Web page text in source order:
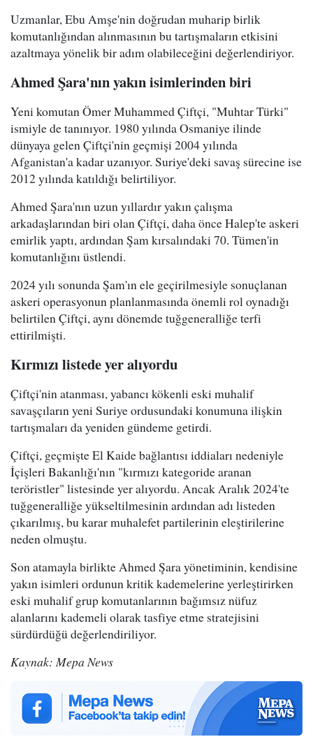
Uzmanlar, Ebu Amşe'nin doğrudan muharip birlik
komutanlığından alınmasının bu tartışmaların etkisini
azaltmaya yönelik bir adım olabileceğini değerlendiriyor.
Ahmed Şara'nın yakın isimlerinden biri
Yeni komutan Ömer Muhammed Çiftçi, "Muhtar Türki"
ismiyle de tanınıyor. 1980 yılında Osmaniye ilinde
dünyaya gelen Çiftçi'nin geçmişi 2004 yılında
Afganistan'a kadar uzanıyor. Suriye'deki savaş sürecine ise
2012 yılında katıldığı belirtiliyor.
Ahmed Şara'nın uzun yıllardır yakın çalışma
arkadaşlarından biri olan Çiftçi, daha önce Halep'te askeri
emirlik yaptı, ardından Şam kırsalındaki 70. Tümen'in
komutanlığını üstlendi.
2024 yılı sonunda Şam'ın ele geçirilmesiyle sonuçlanan
askeri operasyonun planlanmasında önemli rol oynadığı
belirtilen Çiftçi, aynı dönemde tuğgeneralliğe terfi
ettirilmişti.
Kırmızı listede yer alıyordu
Çiftçi'nin atanması, yabancı kökenli eski muhalif
savaşçıların yeni Suriye ordusundaki konumuna ilişkin
tartışmaları da yeniden gündeme getirdi.
Çiftçi, geçmişte El Kaide bağlantısı iddiaları nedeniyle
İçişleri Bakanlığı'nın "kırmızı kategoride aranan
teröristler" listesinde yer alıyordu. Ancak Aralık 2024'te
tuğgeneralliğe yükseltilmesinin ardından adı listeden
çıkarılmış, bu karar muhalefet partilerinin eleştirilerine
neden olmuştu.
Son atamayla birlikte Ahmed Şara yönetiminin, kendisine
yakın isimleri ordunun kritik kademelerine yerleştirirken
eski muhalif grup komutanlarının bağımsız nüfuz
alanlarını kademeli olarak tasfiye etme stratejisini
sürdürdüğü değerlendiriliyor.
Kaynak: Mepa News